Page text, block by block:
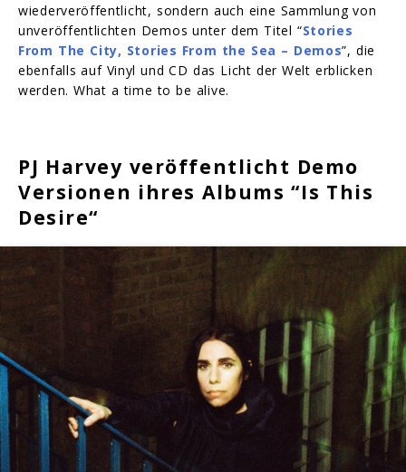
wiederveröffentlicht, sondern auch eine Sammlung von
unveröffentlichten Demos unter dem Titel “Stories
From The City, Stories From the Sea – Demos”, die
ebenfalls auf Vinyl und CD das Licht der Welt erblicken
werden. What a time to be alive.
PJ Harvey veröffentlicht Demo
Versionen ihres Albums “Is This
Desire“